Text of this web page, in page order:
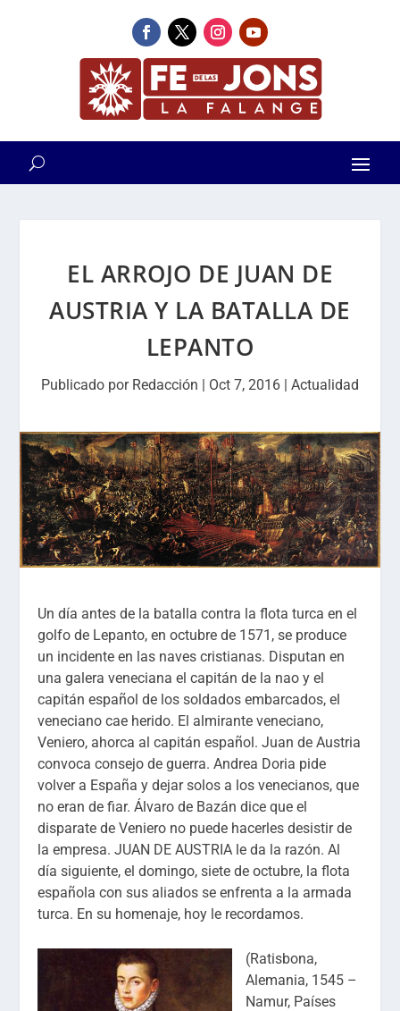
EL ARROJO DE JUAN DE
AUSTRIA Y LA BATALLA DE
LEPANTO
Publicado por Redacción | Oct 7, 2016 | Actualidad
Un día antes de la batalla contra la flota turca en el
golfo de Lepanto, en octubre de 1571, se produce
un incidente en las naves cristianas. Disputan en
una galera veneciana el capitán de la nao y el
capitán español de los soldados embarcados, el
veneciano cae herido. El almirante veneciano,
Veniero, ahorca al capitán español. Juan de Austria
convoca consejo de guerra. Andrea Doria pide
volver a España y dejar solos a los venecianos, que
no eran de fiar. Álvaro de Bazán dice que el
disparate de Veniero no puede hacerles desistir de
la empresa. JUAN DE AUSTRIA le da la razón. Al
día siguiente, el domingo, siete de octubre, la flota
española con sus aliados se enfrenta a la armada
turca. En su homenaje, hoy le recordamos.
(Ratisbona,
Alemania, 1545 –
Namur, Países